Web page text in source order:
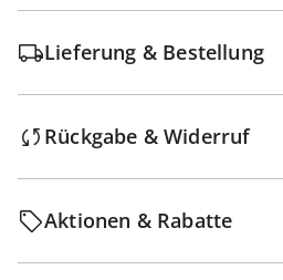
Lieferung & Bestellung
Rückgabe & Widerruf
Aktionen & Rabatte